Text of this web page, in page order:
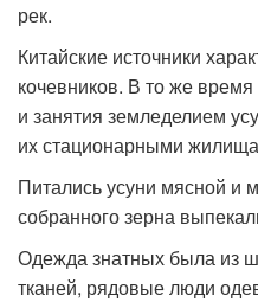
рек.
Китайские источники
кочевников. В то же время
и занятия земледелием
их стационарными
Питались усуни мясной и
собранного зерна
Одежда знатных была из
тканей, рядовые люди